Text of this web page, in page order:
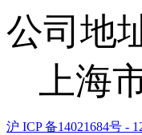
公司地
上海
沪 ICP 备14021684号 -